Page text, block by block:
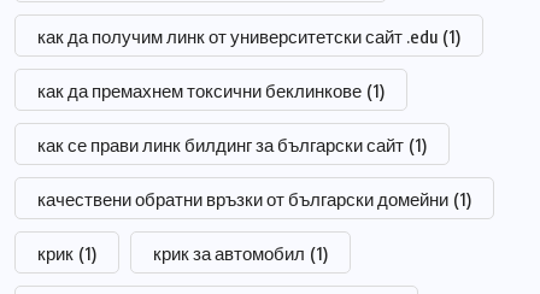
как да получим линк от университетски сайт .edu (1)
как да премахнем токсични беклинкове (1)
как се прави линк билдинг за български сайт (1)
качествени обратни връзки от български домейни (1)
крик (1) крик за автомобил (1)